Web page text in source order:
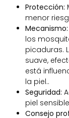
Protección:
menor
Mecanismo:
los
picaduras.
suave,
está
la piel..
Seguridad:
piel
Consejo